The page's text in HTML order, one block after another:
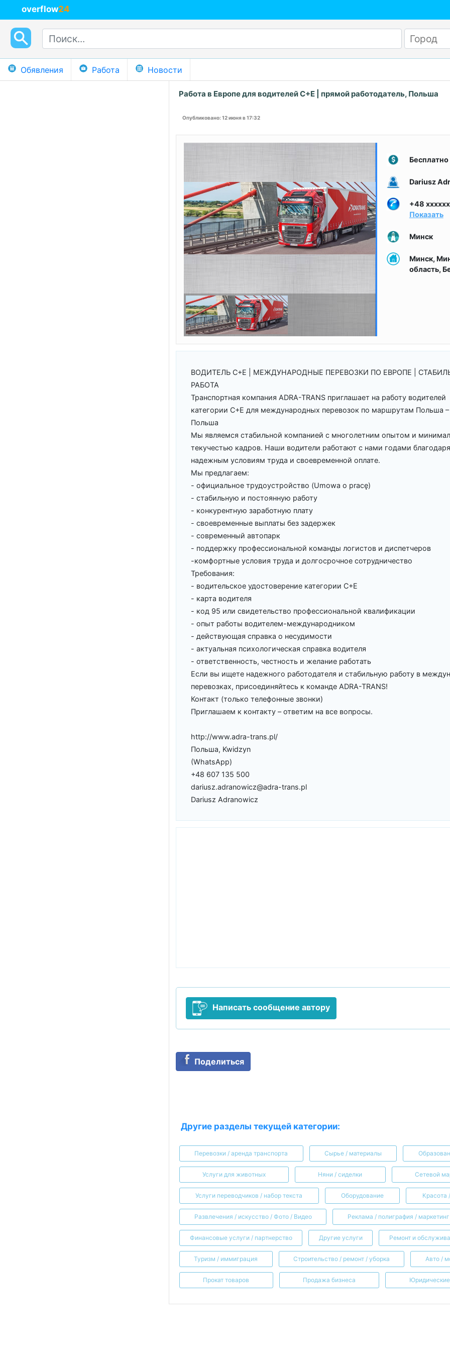
overflow24
Обявления Работа Новости
Работа в Европе для водителей C+E | прямой работодатель, Польша
Опубликовано: 12 июня в 17:32
Бесплатно
Dariusz
+48
Показать
Минск
Минск,
область,
ВОДИТЕЛЬ C+E | МЕЖДУНАРОДНЫЕ ПЕРЕВОЗКИ ПО ЕВРОПЕ |
РАБОТА
Транспортная компания ADRA-TRANS приглашает на работу водителей
категории C+E для международных перевозок по маршрутам Польша
Польша
Мы являемся стабильной компанией с многолетним опытом и
текучестью кадров. Наши водители работают с нами годами благодаря
надежным условиям труда и своевременной оплате.
Мы предлагаем:
- официальное трудоустройство (Umowa o pracę)
- стабильную и постоянную работу
- конкурентную заработную плату
- своевременные выплаты без задержек
- современный автопарк
- поддержку профессиональной команды логистов и диспетчеров
-комфортные условия труда и долгосрочное сотрудничество
Требования:
- водительское удостоверение категории C+E
- карта водителя
- код 95 или свидетельство профессиональной квалификации
- опыт работы водителем-международником
- действующая справка о несудимости
- актуальная психологическая справка водителя
- ответственность, честность и желание работать
Если вы ищете надежного работодателя и стабильную работу в
перевозках, присоединяйтесь к команде ADRA-TRANS!
Контакт (только телефонные звонки)
Приглашаем к контакту – ответим на все вопросы.
http://www.adra-trans.pl/
Польша, Kwidzyn
(WhatsApp)
+48 607 135 500
dariusz.adranowicz@adra-trans.pl
Dariusz Adranowicz
Написать сообщение автору
Поделиться
Другие разделы текущей категории:
Перевозки / аренда транспорта Сырье / материалы
Услуги для животных Няни / сиделки Сетевой
Услуги переводчиков / набор текста Оборудование Красота
Развлечения / искусство / Фото / Видео Реклама / полиграфия / маркетинг
Финансовые услуги / партнерство Другие услуги Ремонт и
Туризм / иммиграция Строительство / ремонт / уборка Авто /
Прокат товаров Продажа бизнеса